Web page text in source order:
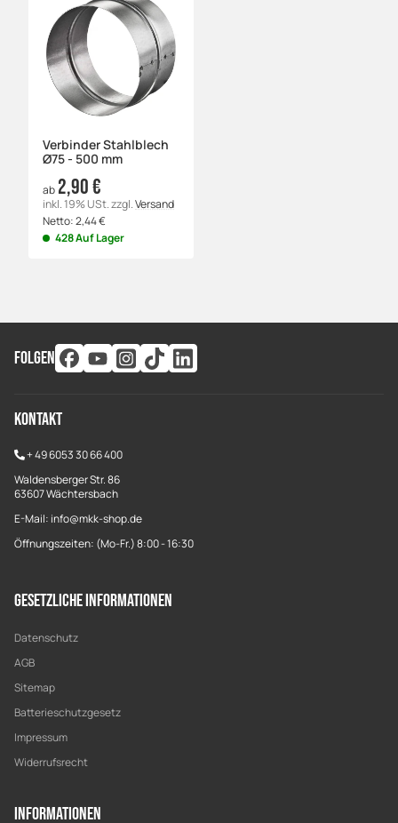
Verbinder Stahlblech
Ø75 - 500 mm
ab 2,90 €
inkl. 19% USt.zzgl.Versand
Netto:2,44€
428 Auf Lager
FOLGEN
Kontakt
+49 6053 30 66 400
Waldensberger Str. 86
63607 Wächtersbach
E-Mail: info@mkk-shop.de
Öffnungszeiten: (Mo-Fr.) 8:00 - 16:30
Gesetzliche Informationen
Datenschutz
AGB
Sitemap
Batterieschutzgesetz
Impressum
Widerrufsrecht
Informationen